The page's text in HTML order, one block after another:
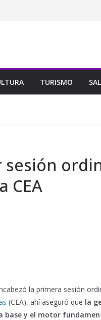
TURISMO
sesión
CEA
la primera sesión
(CEA), ahí aseguró que la
base y el motor